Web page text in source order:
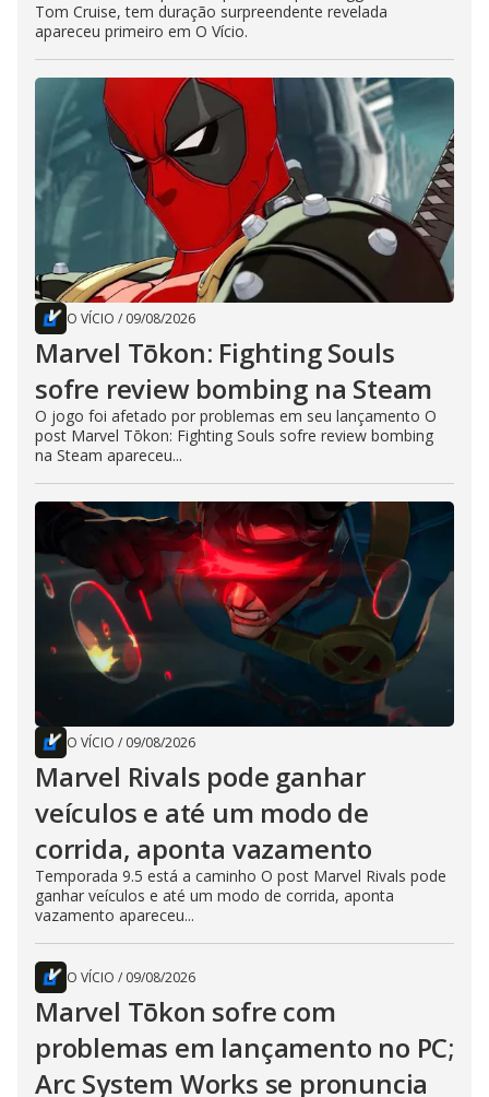
Tom Cruise, tem duração surpreendente revelada
apareceu primeiro em O Vício.
O VÍCIO / 09/08/2026
Marvel Tōkon: Fighting Souls
sofre review bombing na Steam
O jogo foi afetado por problemas em seu lançamento O
post Marvel Tōkon: Fighting Souls sofre review bombing
na Steam apareceu...
O VÍCIO / 09/08/2026
Marvel Rivals pode ganhar
veículos e até um modo de
corrida, aponta vazamento
Temporada 9.5 está a caminho O post Marvel Rivals pode
ganhar veículos e até um modo de corrida, aponta
vazamento apareceu...
O VÍCIO / 09/08/2026
Marvel Tōkon sofre com
problemas em lançamento no PC;
Arc System Works se pronuncia